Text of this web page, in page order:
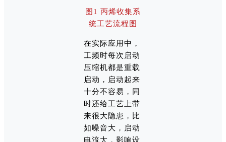
图1 丙烯收集系
统工艺流程图
在实际应用中，
工频时每次启动
压缩机都是重载
启动，启动起来
十分不容易，同
时还给工艺上带
来很大隐患，比
如噪音大，启动
电流大，影响设